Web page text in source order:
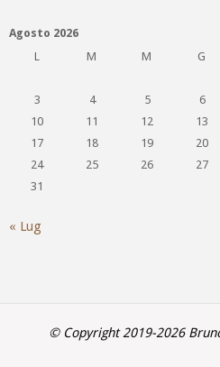
Agosto 2026
L
M M G
3
4 5 6
10
11 12 13
17
18 19 20
24
25 26 27
31
« Lug
© Copyright 2019-2026